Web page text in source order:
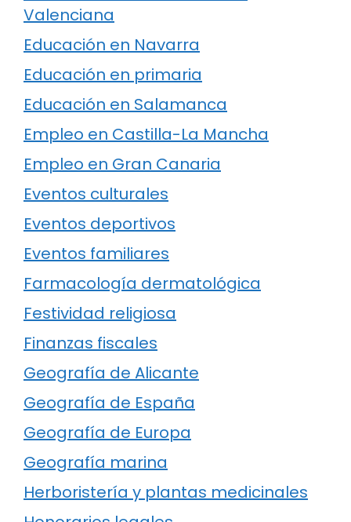
Valenciana
Educación en Navarra
Educación en primaria
Educación en Salamanca
Empleo en Castilla-La Mancha
Empleo en Gran Canaria
Eventos culturales
Eventos deportivos
Eventos familiares
Farmacología dermatológica
Festividad religiosa
Finanzas fiscales
Geografía de Alicante
Geografía de España
Geografía de Europa
Geografía marina
Herboristería y plantas medicinales